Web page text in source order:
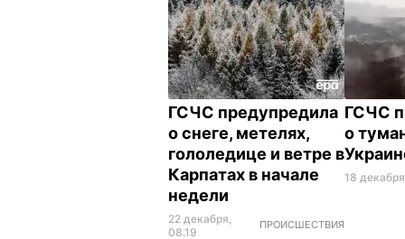
ГСЧС предупредила
о снеге, метелях,
гололедице и ветре в
Карпатах в начале
недели
22 декабря,
08.19
ПРОИСШЕСТВИЯ
ГСЧС
о
18